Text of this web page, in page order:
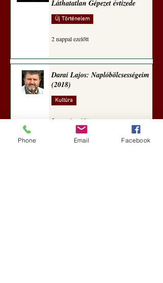
Láthatatlan Gépezet évtizede
Új Történelem
2 nappal ezelőtt
Darai Lajos: Naplóbölcsességeim
(2018)
Kultúra
5 nappal ezelőtt
Phone Email Facebook